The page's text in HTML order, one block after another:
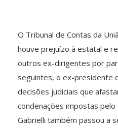
O Tribunal de Contas da
houve prejuízo à estatal e
outros ex-dirigentes por
seguintes, o ex-presidente
decisões judiciais que
condenações impostas
Gabrielli também passou a